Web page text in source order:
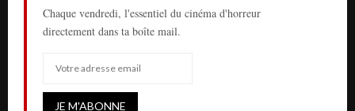
Chaque vendredi, l'essentiel du cinéma d'horreur
directement dans ta boîte mail.